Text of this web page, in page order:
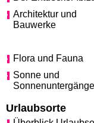
Architektur und
Bauwerke
Flora und Fauna
Sonne und
Sonnenuntergänge
Urlaubsorte